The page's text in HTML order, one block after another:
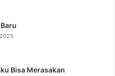
Bisa Merasakan